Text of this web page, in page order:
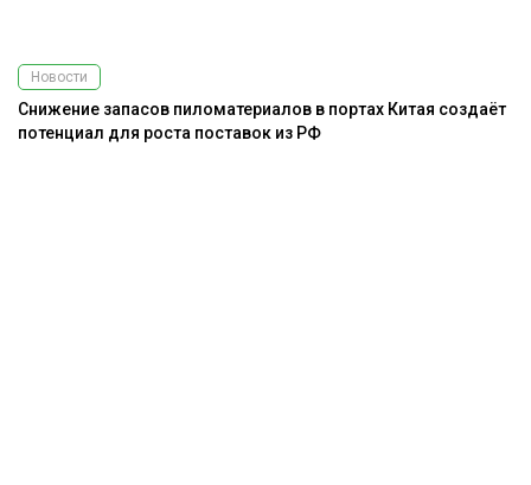
Новости
Снижение запасов пиломатериалов в портах Китая создаёт
потенциал для роста поставок из РФ